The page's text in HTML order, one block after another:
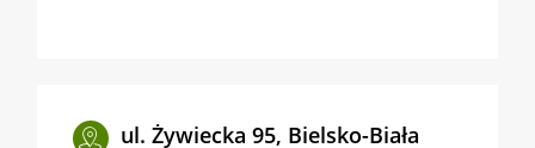
ul. Żywiecka 95, Bielsko-Biała